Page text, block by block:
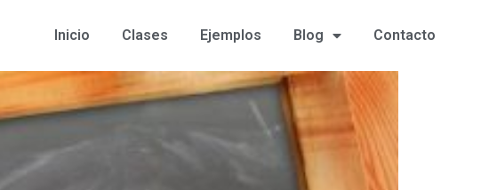
Inicio Clases Ejemplos Blog Contacto